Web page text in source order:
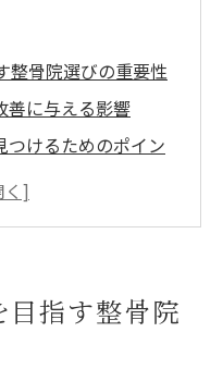
整骨院選びの重要性
善に与える影響
つけるためのポイン
ぼす長期的な影響
指す整骨院